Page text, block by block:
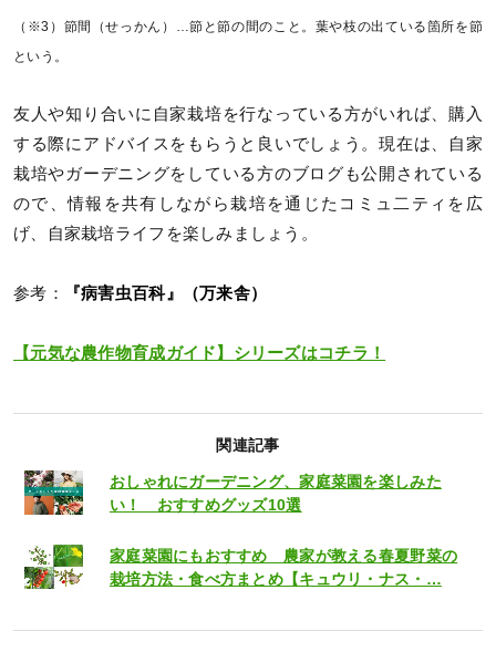
（※3）節間（せっかん）…節と節の間のこと。葉や枝の出ている箇所を節
という。
友人や知り合いに自家栽培を行なっている方がいれば、購入
する際にアドバイスをもらうと良いでしょう。現在は、自家
栽培やガーデニングをしている方のブログも公開されている
ので、情報を共有しながら栽培を通じたコミュ二ティを広
げ、自家栽培ライフを楽しみましょう。
参考： 『病害虫百科』（万来舎）
【元気な農作物育成ガイド】シリーズはコチラ！
関連記事
おしゃれにガーデニング、家庭菜園を楽しみた
い！ おすすめグッズ10選
家庭菜園にもおすすめ 農家が教える春夏野菜の
栽培方法・食べ方まとめ【キュウリ・ナス・…